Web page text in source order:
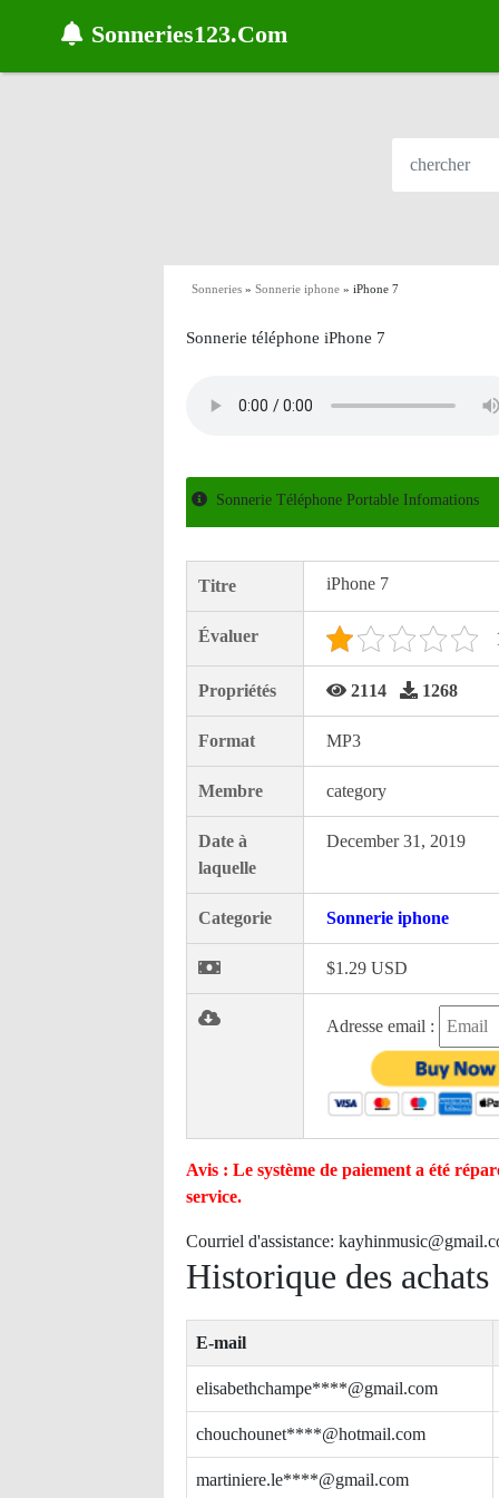
Sonneries123.Com
Sonneries » Sonnerie iphone » iPhone 7
Sonnerie téléphone iPhone 7
Sonnerie Téléphone Portable Infomations
Titre iPhone 7
Évaluer
Propriétés 2114 1268
Format MP3
Membre category
Date à
laquelle
December 31, 2019
Categorie Sonnerie iphone
$1.29 USD
Adresse email :
Avis : Le système de paiement a été
service.
Courriel d'assistance:
Historique des achats
E-mail
elisabethchampe****@gmail.com
chouchounet****@hotmail.com
martiniere.le****@gmail.com